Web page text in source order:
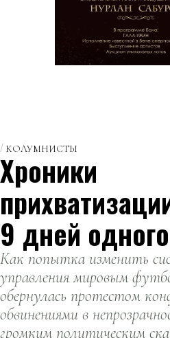
КОЛУМНИСТЫ
Хроники
9 дней
Как попытка изменить
управления мировым
обернулась протестом
обвинениями в
громким политическим